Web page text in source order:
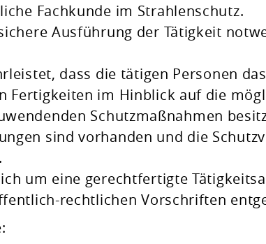
Fachkunde im Strahlenschutz.
Ausführung der Tätigkeit
dass die tätigen Personen
Fertigkeiten im Hinblick auf die
Schutzmaßnahmen
sind vorhanden und die
um eine gerechtfertigte
rechtlichen Vorschriften